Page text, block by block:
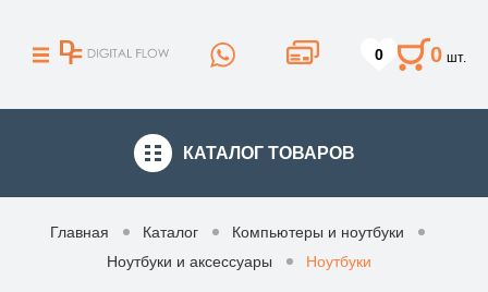
0 0 шт.
КАТАЛОГ ТОВАРОВ
Главная Каталог
Компьютеры и ноутбуки
Ноутбуки и аксессуары
Ноутбуки